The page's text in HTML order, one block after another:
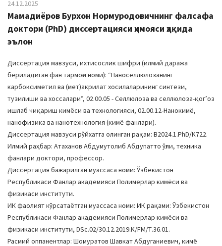
24.12.2025
Мамадиёров Бурхон Нормуродовичнинг фалсафа
доктори (PhD) диссертацияси ҳимояси ҳақида
эълон
Диссертация мавзуси, ихтисослик шифри (илмий даража
бериладиган фан тармоғи номи): “Наноселлюлозанинг
карбоксиметил ва (мет)акрилат хосилаларининг синтези,
тузилиши ва хоссалари”, 02.00.05 - Селлюлоза ва селлюлоза-қогʼоз
ишлаб чиқариш кимёси ва технологияси, 02.00.12-Нанокимё,
нанофизика ва нанотехнология (кимё фанлари).
Диссертация мавзуси рўйхатга олинган рақам: В2024.1.PhD/K722.
Илмий раҳбар: Атаханов Абдумутолиб Абдупатто ўғли, техника
фанлари доктори, профессор.
Диссертация бажарилган муассаса номи: Ўзбекистон
Республикаси Фанлар академияси Полимерлар кимёси ва
физикаси институти.
ИК фаолият кўрсатаётган муассаса номи: ИК рақами: Ўзбекистон
Республикаси Фанлар академияси Полимерлар кимёси ва
физикаси институти, DSc.02/30.12.2019.K/FM/Т.36.01.
Расмий оппанентлар: Шомуратов Шавкат Абдуганиевич, кимё